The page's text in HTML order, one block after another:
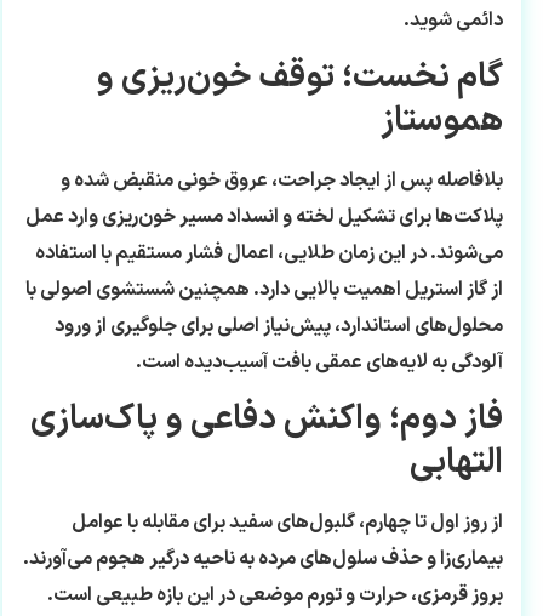
دائمی شوید.
گام نخست؛ توقف خون‌ریزی و
هموستاز
بلافاصله پس از ایجاد جراحت، عروق خونی منقبض شده و
پلاکت‌ها برای تشکیل لخته و انسداد مسیر خون‌ریزی وارد عمل
می‌شوند. در این زمان طلایی، اعمال فشار مستقیم با استفاده
از گاز استریل اهمیت بالایی دارد. همچنین شستشوی اصولی با
محلول‌های استاندارد، پیش‌نیاز اصلی برای جلوگیری از ورود
آلودگی به لایه‌های عمقی بافت آسیب‌دیده است.
فاز دوم؛ واکنش دفاعی و پاک‌سازی
التهابی
از روز اول تا چهارم، گلبول‌های سفید برای مقابله با عوامل
بیماری‌زا و حذف سلول‌های مرده به ناحیه درگیر هجوم می‌آورند.
بروز قرمزی، حرارت و تورم موضعی در این بازه طبیعی است.